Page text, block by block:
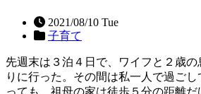
2021/08/10 Tue
子育て
先週末は３泊４日で、ワイフと２歳の
りに行った。その間は私一人で過ご
っても、祖母の家は徒歩５分の距離だ